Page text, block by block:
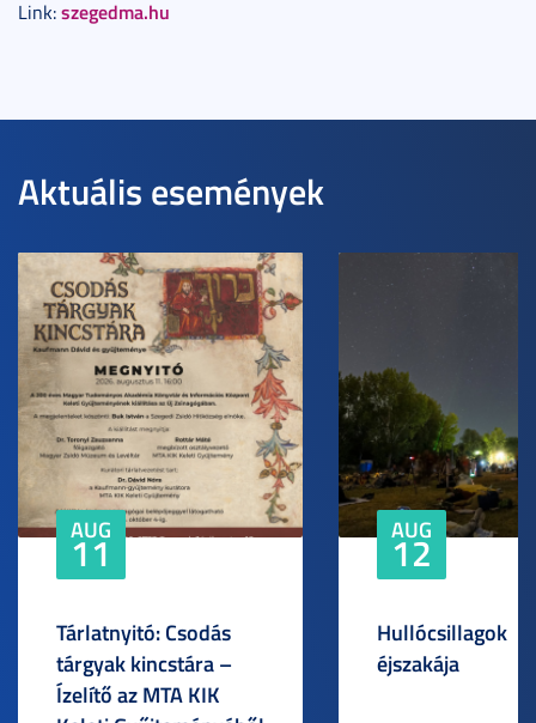
Link:szegedma.hu
Aktuális események
AUG
11
Tárlatnyitó: Csodás
tárgyak kincstára –
Ízelítő az MTA KIK
AUG
12
Hullócsillagok
éjszakája